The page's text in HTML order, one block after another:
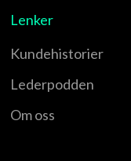
Lenker
Kundehistorier
Lederpodden
Om oss